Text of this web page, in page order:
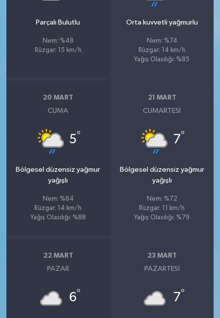
Parçalı Bulutlu
Nem: %48
Rüzgar: 15 km/h
Orta kuvvetli yağmurlu
Nem: %74
Rüzgar: 14 km/h
Yağış Olasılığı: %85
20 MART
CUMA
5°
Bölgesel düzensiz yağmur
yağışlı
Nem: %84
Rüzgar: 14 km/h
Yağış Olasılığı: %88
21 MART
CUMARTESI
7°
Bölgesel düzensiz yağmur
yağışlı
Nem: %72
Rüzgar: 11 km/h
Yağış Olasılığı: %79
22 MART
PAZAR
6°
23 MART
PAZARTESI
7°